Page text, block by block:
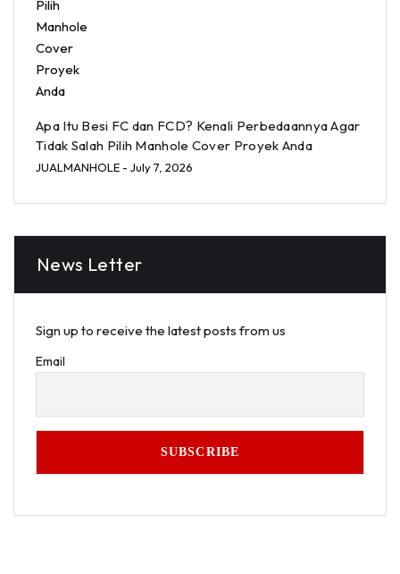
Apa Itu Besi FC dan FCD? Kenali Perbedaannya Agar
Tidak Salah Pilih Manhole Cover Proyek Anda
JUALMANHOLE - July 7, 2026
News Letter
Sign up to receive the latest posts from us
Email